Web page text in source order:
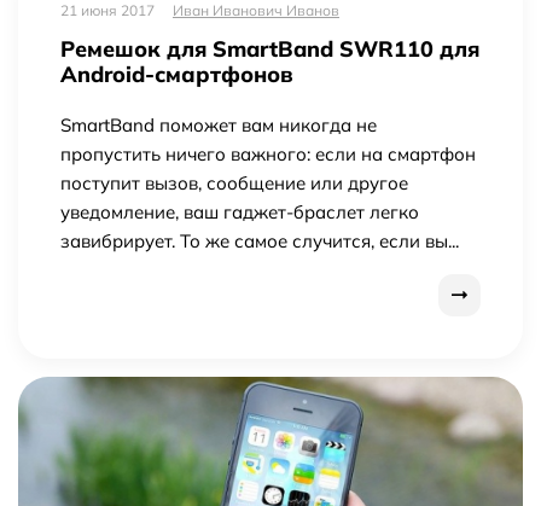
21 июня 2017 Иван Иванович Иванов
Ремешок для SmartBand SWR110 для
Android-смартфонов
SmartBand поможет вам никогда не
пропустить ничего важного: если на смартфон
поступит вызов, сообщение или другое
уведомление, ваш гаджет-браслет легко
завибрирует. То же самое случится, если вы...